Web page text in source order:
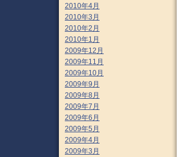
2010年4月
2010年3月
2010年2月
2010年1月
2009年12月
2009年11月
2009年10月
2009年9月
2009年8月
2009年7月
2009年6月
2009年5月
2009年4月
2009年3月